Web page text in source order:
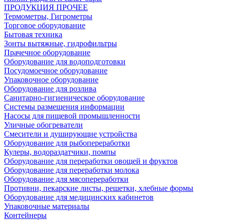
ПРОДУКЦИЯ ПРОЧЕЕ
Термометры, Гигрометры
Торговое оборудование
Бытовая техника
Зонты вытяжные, гидрофильтры
Прачечное оборудование
Оборудование для водоподготовки
Посудомоечное оборудование
Упаковочное оборудование
Оборудование для розлива
Санитарно-гигиеническое оборудование
Системы размещения информации
Насосы для пищевой промышленности
Уличные обогреватели
Смесители и душирующие устройства
Оборудование для рыбопереработки
Кулеры, водораздатчики, помпы
Оборудование для переработки овощей и фруктов
Оборудование для переработки молока
Оборудование для мясопереработки
Противни, пекарские листы, решетки, хлебные формы
Оборудование для медицинских кабинетов
Упаковочные материалы
Контейнеры